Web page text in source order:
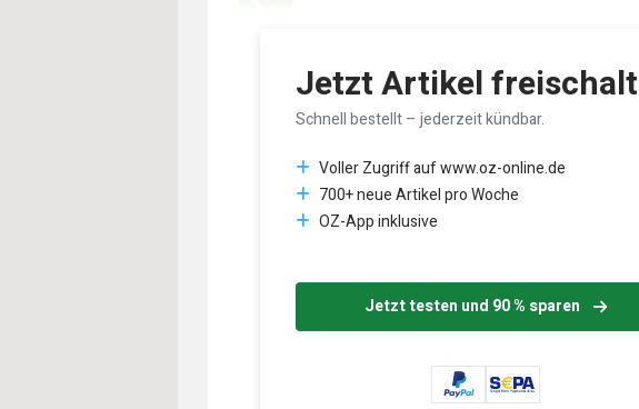
Jetzt Artikel
Schnell bestellt – jederzeit kündbar.
Voller Zugriff auf www.oz-online.de
700+ neue Artikel pro Woche
OZ-App inklusive
Jetzt testen und 90 % sparen